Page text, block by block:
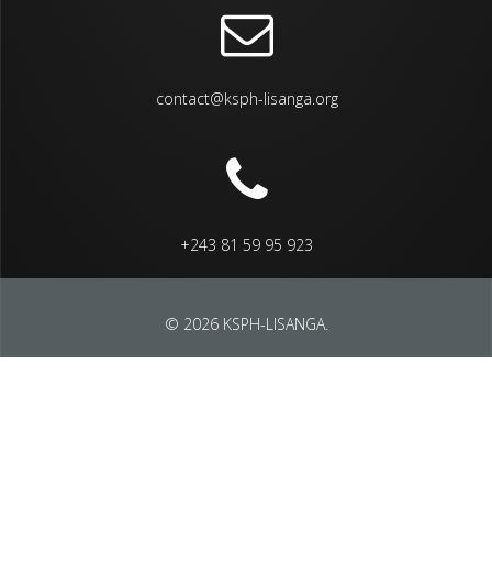
contact@ksph-lisanga.org
+243 81 59 95 923
© 2026 KSPH-LISANGA.